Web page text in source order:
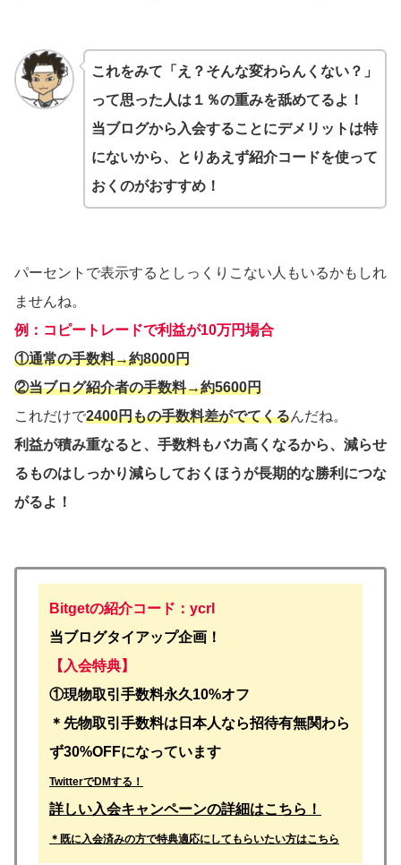
これをみて「え？そんな変わらんくない？」
って思った人は１％の重みを舐めてるよ！
当ブログから入会することにデメリットは特
にないから、とりあえず紹介コードを使って
おくのがおすすめ！
パーセントで表示するとしっくりこない人もいるかもしれ
ませんね。
例：コピートレードで利益が10万円場合
①通常の手数料→約8000円
②当ブログ紹介者の手数料→約5600円
これだけで2400円もの手数料差がでてくるんだね。
利益が積み重なると、手数料もバカ高くなるから、減らせ
るものはしっかり減らしておくほうが長期的な勝利につな
がるよ！
Bitgetの紹介コード：ycrl
当ブログタイアップ企画！
【入会特典】
①現物取引手数料永久10%オフ
＊先物取引手数料は日本人なら招待有無関わら
ず30%OFFになっています
TwitterでDMする！
詳しい入会キャンペーンの詳細はこちら！
＊既に入会済みの方で特典適応にしてもらいたい方はこちら